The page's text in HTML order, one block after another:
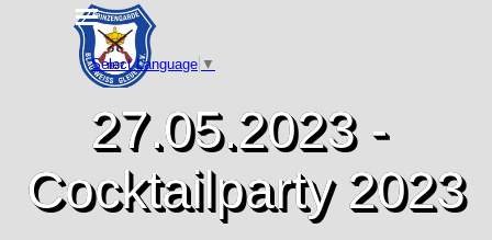
Direkt zum Seiteninhalt
Select Language ▼
Menü überspringen
27.05.2023 -
Cocktailparty 2023